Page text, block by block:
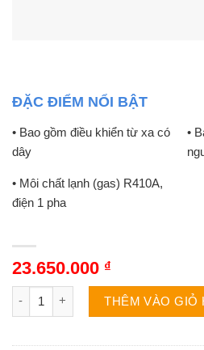
ĐẶC ĐIỂM NỔI BẬT
• Bao gồm điều khiển từ xa có
dây
•
• Môi chất lạnh (gas) R410A,
điện 1 pha
23.650.000 ₫
Mitsubishi Heavy 1 chiều
THÊM VÀO GIỎ